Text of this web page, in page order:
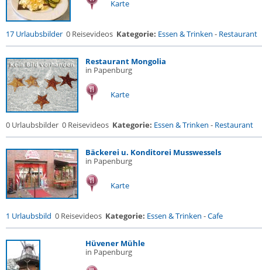
Karte
17 Urlaubsbilder 0 Reisevideos Kategorie: Essen & Trinken - Restaurant
Restaurant Mongolia
in Papenburg
Karte
0 Urlaubsbilder 0 Reisevideos Kategorie: Essen & Trinken - Restaurant
Bäckerei u. Konditorei Musswessels
in Papenburg
Karte
1 Urlaubsbild 0 Reisevideos Kategorie: Essen & Trinken -Cafe
Hüvener Mühle
in Papenburg